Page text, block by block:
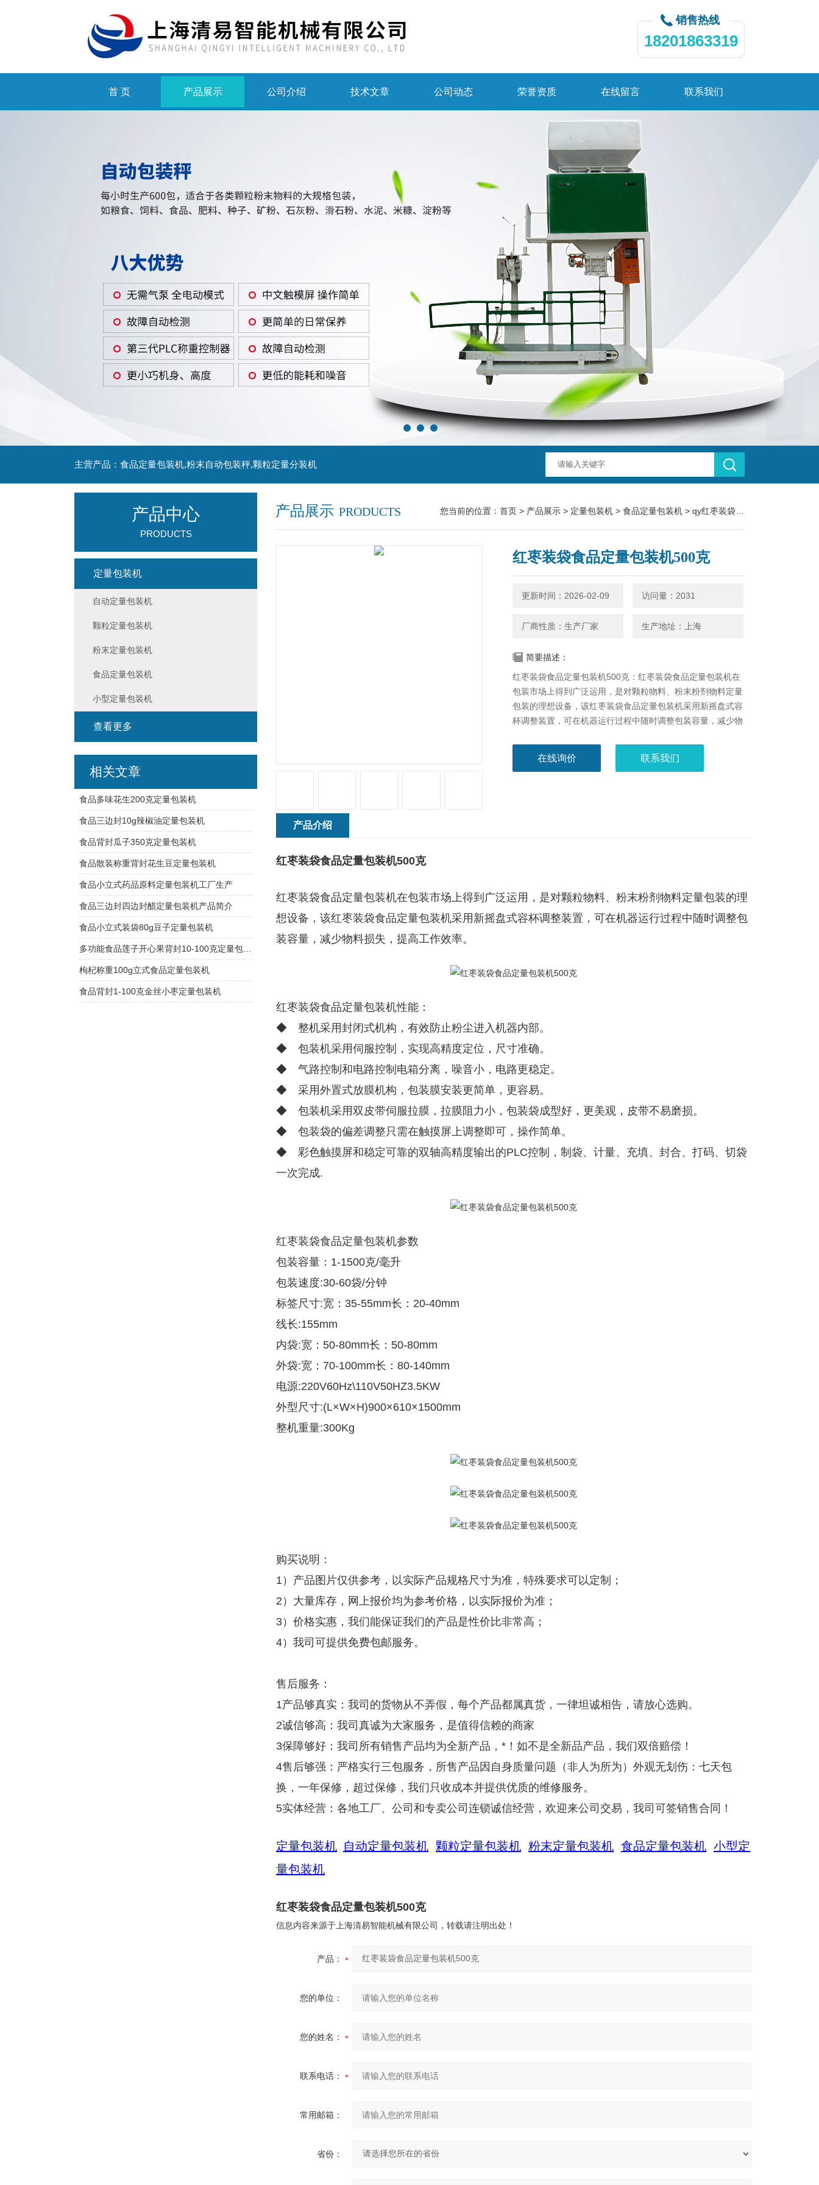
销售热线
18201863319
首 页 产品展示 公司介绍 技术文章 公司动态 荣誉资质 在线留言 联系我们
主营产品：食品定量包装机,粉末自动包装秤,颗粒定量分装机
产品展示 PRODUCTS 您当前的位置： 首页 > 产品展示 > 定量包装机 > 食品定量包装机 > qy红枣装袋食品定量包装机500克
红枣装袋食品定量包装机500克
更新时间：2026-02-09 访问量：2031
厂商性质：生产厂家 生产地址：上海
简要描述：
红枣装袋食品定量包装机500克：红枣装袋食品定量包装机​在
包装市场上得到广泛运用，是对颗粒物料、粉末粉剂物料定量
包装的理想设备，该红枣装袋食品定量包装机采用新摇盘式容
杯调整装置，可在机器运行过程中随时调整包装容量，减少物
在线询价 联系我们
产品介绍
红枣装袋食品定量包装机500克
红枣装袋食品定量包装机在包装市场上得到广泛运用，是对颗粒物料、粉末粉剂物料定量包装的理
想设备，该红枣装袋食品定量包装机采用新摇盘式容杯调整装置，可在机器运行过程中随时调整包
装容量，减少物料损失，提高工作效率。
红枣装袋食品定量包装机性能：
◆ 整机采用封闭式机构，有效防止粉尘进入机器内部。
◆ 包装机采用伺服控制，实现高精度定位，尺寸准确。
◆ 气路控制和电路控制电箱分离，噪音小，电路更稳定。
◆ 采用外置式放膜机构，包装膜安装更简单，更容易。
◆ 包装机采用双皮带伺服拉膜，拉膜阻力小，包装袋成型好，更美观，皮带不易磨损。
◆ 包装袋的偏差调整只需在触摸屏上调整即可，操作简单。
◆ 彩色触摸屏和稳定可靠的双轴高精度输出的PLC控制，制袋、计量、充填、封合、打码、切袋
一次完成.
红枣装袋食品定量包装机参数
包装容量：1-1500克/毫升
包装速度:30-60袋/分钟
标签尺寸:宽：35-55mm长：20-40mm
线长:155mm
内袋:宽：50-80mm长：50-80mm
外袋:宽：70-100mm长：80-140mm
电源:220V60Hz\110V50HZ3.5KW
外型尺寸:(L×W×H)900×610×1500mm
整机重量:300Kg
购买说明：
1）产品图片仅供参考，以实际产品规格尺寸为准，特殊要求可以定制；
2）大量库存，网上报价均为参考价格，以实际报价为准；
3）价格实惠，我们能保证我们的产品是性价比非常高；
4）我司可提供免费包邮服务。
售后服务：
1产品够真实：我司的货物从不弄假，每个产品都属真货，一律坦诚相告，请放心选购。
2诚信够高：我司真诚为大家服务，是值得信赖的商家
3保障够好：我司所有销售产品均为全新产品，*！如不是全新品产品，我们双倍赔偿！
4售后够强：严格实行三包服务，所售产品因自身质量问题（非人为所为）外观无划伤：七天包
换，一年保修，超过保修，我们只收成本并提供优质的维修服务。
5实体经营：各地工厂、公司和专卖公司连锁诚信经营，欢迎来公司交易，我司可签销售合同！
定量包装机 自动定量包装机 颗粒定量包装机 粉末定量包装机 食品定量包装机 小型定
量包装机
红枣装袋食品定量包装机500克
信息内容来源于上海清易智能机械有限公司，转载请注明出处！
产品：
您的单位：
您的姓名：
联系电话：
常用邮箱：
省份：
产品中心
PRODUCTS
定量包装机
自动定量包装机
颗粒定量包装机
粉末定量包装机
食品定量包装机
小型定量包装机
查看更多
相关文章
食品多味花生200克定量包装机
食品三边封10g辣椒油定量包装机
食品背封瓜子350克定量包装机
食品散装称重背封花生豆定量包装机
食品小立式药品原料定量包装机工厂生产
食品三边封四边封醋定量包装机产品简介
食品小立式装袋80g豆子定量包装机
多功能食品莲子开心果背封10-100克定量包装机
枸杞称重100g立式食品定量包装机
食品背封1-100克金丝小枣定量包装机